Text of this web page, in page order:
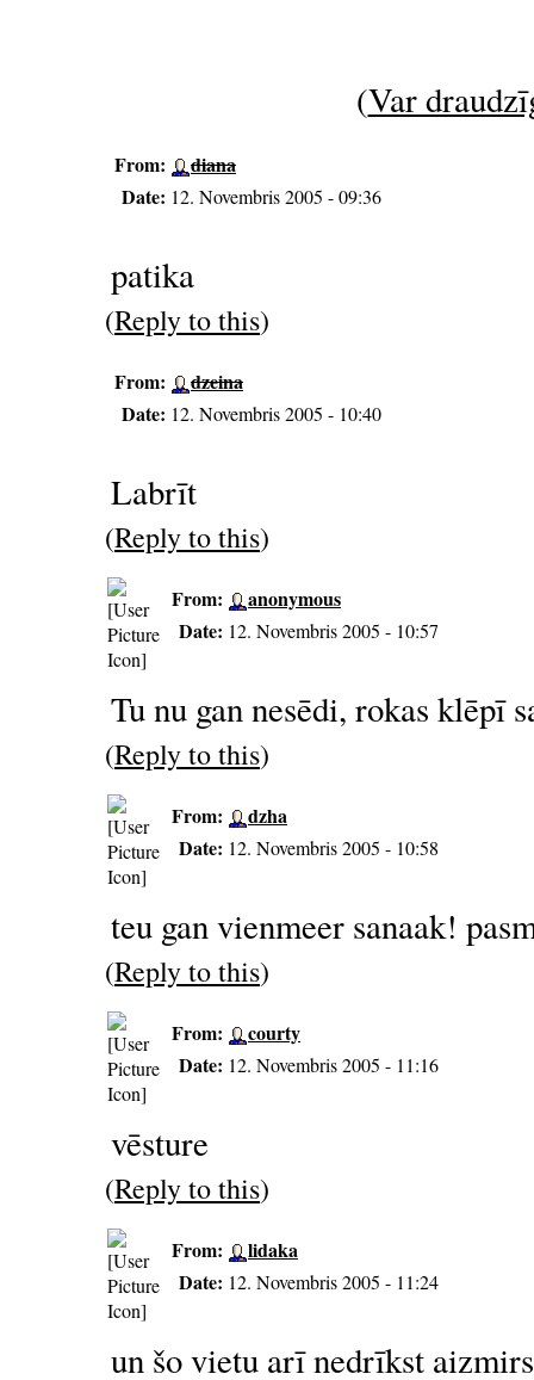
(Var
From:
diana
Date: 12. Novembris 2005 - 09:36
patika
(Reply to this)
From:
dzeina
Date: 12. Novembris 2005 - 10:40
Labrīt
(Reply to this)
From:
anonymous
Date: 12. Novembris 2005 - 10:57
Tu nu gan nesēdi, rokas klēpī
(Reply to this)
From:
dzha
Date: 12. Novembris 2005 - 10:58
teu gan vienmeer sanaak!
(Reply to this)
From:
courty
Date: 12. Novembris 2005 - 11:16
vēsture
(Reply to this)
From:
lidaka
Date: 12. Novembris 2005 - 11:24
un šo vietu arī nedrīkst